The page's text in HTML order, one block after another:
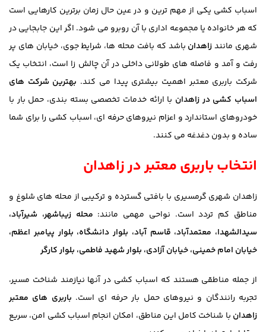
اسباب کشی یکی از مهم ترین و در عین حال زمان برترین کارهایی است
که هر خانواده یا مجموعه اداری با آن روبرو می شود. اگر این جابجایی در
شهری مانندزاهدان باشد که بافت محله ها، شرایط جوی، خیابان های پر
رفت و آمد و فاصله های طولانی داخلی در آن چالش زا است، انتخاب یک
شرکت باربری معتبر اهمیت بیشتری پیدا می کند. بهترین شرکت های
اسباب کشی در زاهدان با ارائه خدمات تخصصی بسته بندی، حمل بار با
خودروهای استاندارد و اعزام نیروهای حرفه ای، اسباب کشی را برای شما
ساده و بدون دغدغه می کنند.
انتخاب باربری معتبر در زاهدان
زاهدان شهری گرمسیری با بافتی گسترده و ترکیبی از محله های شلوغ و
مناطق کم تردد است. نواحی مهمی مانند: محله زیباشهر، شیرآباد،
سیدالشهدا، معتمدآباد، قاسم آباد، بلوار دانشگاه، بلوار پیامبر اعظم،
خیابان امام خمینی،خیابان آزادی، بلوار شهید فاطمی، بلوار کارگر
از جمله مناطقی هستند که اسباب کشی در آنها نیازمند شناخت مسیر،
تجربه رانندگان و نیروهای حمل بار حرفه ای است. باربری های معتبر
زاهدان با شناخت کامل این مناطق، امکان انجام اسباب کشی امن، سریع